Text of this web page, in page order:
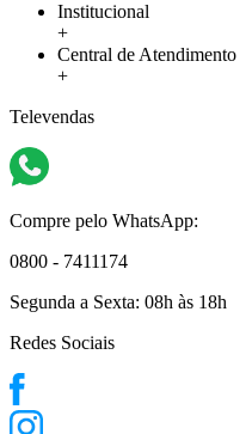
Institucional
+
Central de Atendimento
+
Televendas
Compre pelo WhatsApp:
0800 - 7411174
Segunda a Sexta: 08h às 18h
Redes Sociais